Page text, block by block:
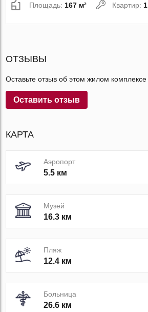
Площадь: 167 м² Квартир: 1
ОТЗЫВЫ
Оставьте отзыв об этом жилом комплексе
Оставить отзыв
КАРТА
Аэропорт
5.5 км
Музей
16.3 км
Пляж
12.4 км
Больница
26.6 км